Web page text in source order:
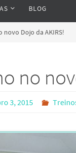
BLOG
Dojo da AKIRS!
no
3, 2015